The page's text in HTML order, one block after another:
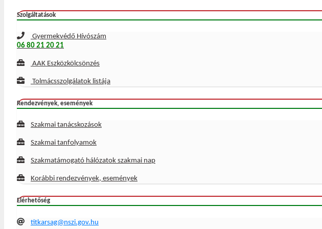
Szolgáltatások
Gyermekvédő Hívószám
06 80 21 20 21
AAK Eszközkölcsönzés
Tolmácsszolgálatok listája
Rendezvények, események
Szakmai tanácskozások
Szakmai tanfolyamok
Szakmatámogató hálózatok szakmai nap
Korábbi rendezvények, események
Elérhetőség
titkarsag@nszi.gov.hu